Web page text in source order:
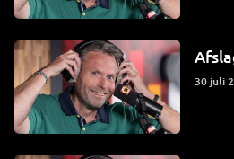
30 juli